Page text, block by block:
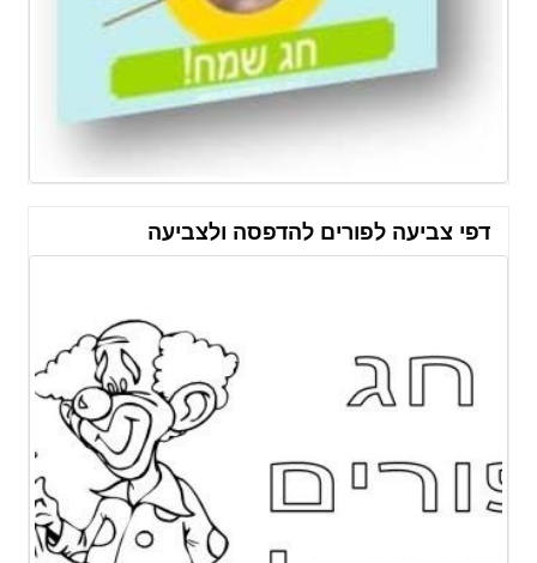
דפי צביעה לפורים להדפסה ולצביעה